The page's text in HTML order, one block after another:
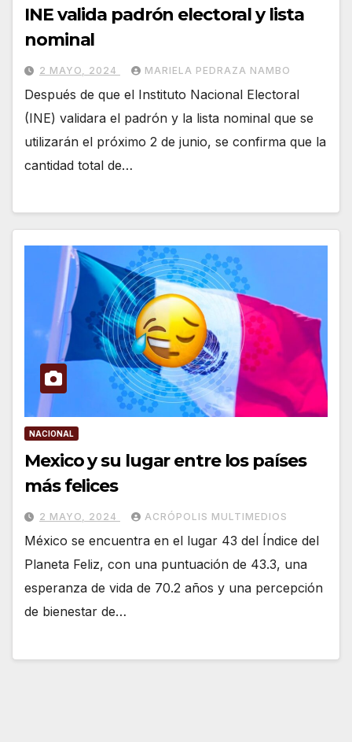
INE valida padrón electoral y lista
nominal
2 MAYO, 2024 MARIELA PEDRAZA NAMBO
Después de que el Instituto Nacional Electoral
(INE) validara el padrón y la lista nominal que se
utilizarán el próximo 2 de junio, se confirma que la
cantidad total de…
NACIONAL
Mexico y su lugar entre los países
más felices
2 MAYO, 2024 ACRÓPOLIS MULTIMEDIOS
México se encuentra en el lugar 43 del Índice del
Planeta Feliz, con una puntuación de 43.3, una
esperanza de vida de 70.2 años y una percepción
de bienestar de…